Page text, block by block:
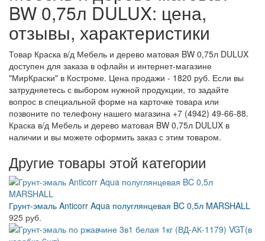
BW 0,75л DULUX: цена,
отзывы, характеристики
Товар Краска в/д Мебель и дерево матовая BW 0,75л DULUX
доступен для заказа в офлайн и интернет-магазине
"МирКраски" в Костроме. Цена продажи - 1820 руб. Если вы
затрудняетесь с выбором нужной продукции, то задайте
вопрос в специальной форме на карточке товара или
позвоните по телефону нашего магазина +7 (4942) 49-66-88.
Краска в/д Мебель и дерево матовая BW 0,75л DULUX в
наличии и вы можете оформить заказ с этим товаром.
Другие товары этой категории
Грунт-эмаль Anticorr Aqua полуглянцевая BC 0,5л MARSHALL
925 руб.